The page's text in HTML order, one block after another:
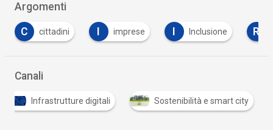
Argomenti
C cittadini imprese Inclusione R
Canali
Infrastrutture digitali Sostenibilità e smart city